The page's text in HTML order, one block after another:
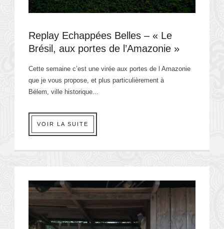
Replay Echappées Belles – « Le
Brésil, aux portes de l’Amazonie »
Cette semaine c’est une virée aux portes de l Amazonie
que je vous propose, et plus particulièrement à
Bélem, ville historique...
VOIR LA SUITE